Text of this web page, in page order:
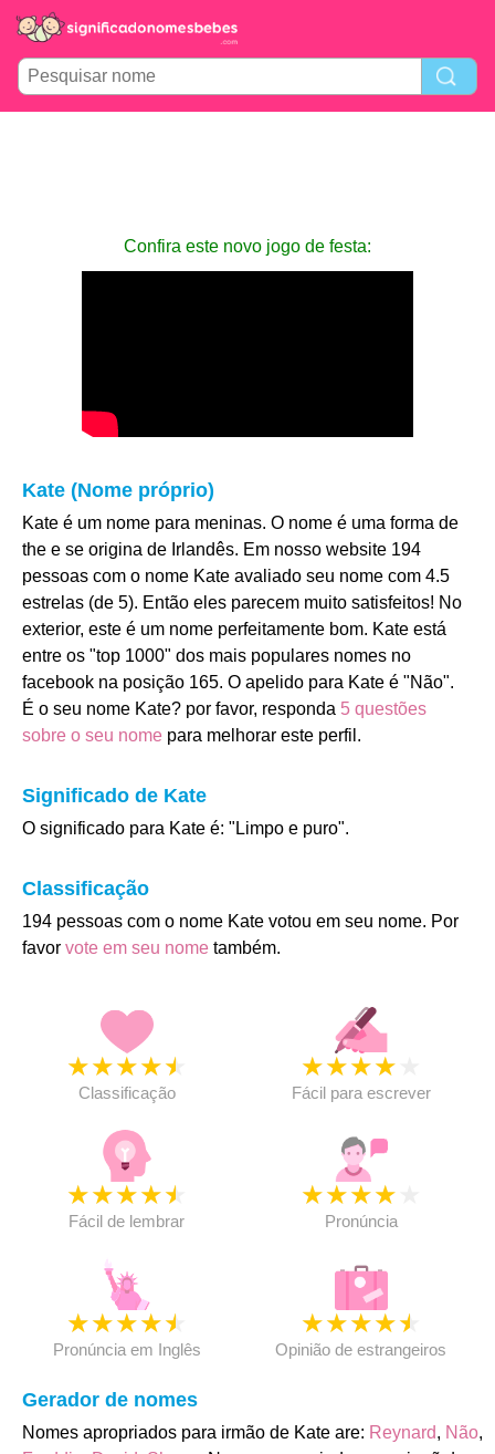
Confira este novo jogo de festa:
Kate (Nome próprio)
Kate é um nome para meninas. O nome é uma forma de
the e se origina de Irlandês. Em nosso website 194
pessoas com o nome Kate avaliado seu nome com 4.5
estrelas (de 5). Então eles parecem muito satisfeitos! No
exterior, este é um nome perfeitamente bom. Kate está
entre os "top 1000" dos mais populares nomes no
facebook na posição 165. O apelido para Kate é "Não".
É o seu nome Kate? por favor, responda 5 questões
sobre o seu nome para melhorar este perfil.
Significado de Kate
O significado para Kate é: "Limpo e puro".
Classificação
194 pessoas com o nome Kate votou em seu nome. Por
favor vote em seu nome também.
★★★★★
Classificação
★★★★
Fácil para escrever
★★★★★
Fácil de lembrar
★★★★
Pronúncia
★★★★★
Pronúncia em Inglês
★★★★★
Opinião de estrangeiros
Gerador de nomes
Nomes apropriados para irmão de Kate are: Reynard, Não,